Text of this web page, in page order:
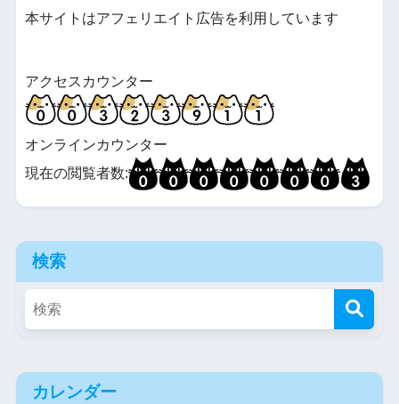
本サイトはアフェリエイト広告を利用しています
アクセスカウンター
オンラインカウンター
現在の閲覧者数:
検索
カレンダー